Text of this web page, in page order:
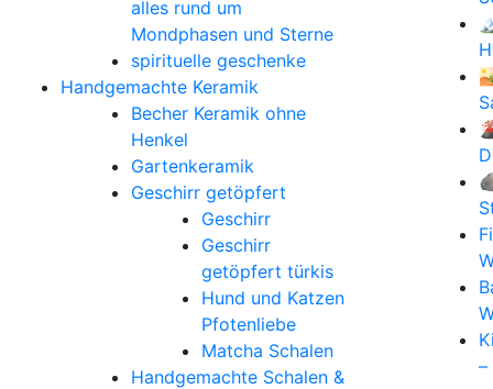
alles rund um
Mondphasen und Sterne
spirituelle geschenke
Handgemachte Keramik
Becher Keramik ohne
Henkel
Gartenkeramik
Geschirr getöpfert
Geschirr
Geschirr
getöpfert türkis
Hund und Katzen
Pfotenliebe
Matcha Schalen
Handgemachte Schalen &
–